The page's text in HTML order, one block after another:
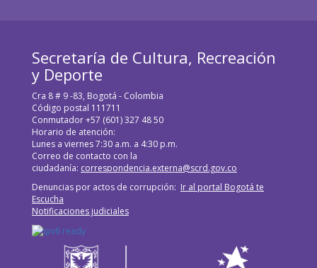
Secretaría de Cultura, Recreación
y Deporte
Cra 8 # 9 -83, Bogotá - Colombia
Código postal 111711
Conmutador +57 (601) 327 48 50
Horario de atención:
Lunes a viernes 7:30 a.m. a 4:30 p.m.
Correo de contacto con la
ciudadanía: correspondencia.externa@scrd.gov.co
Denuncias por actos de corrupción: Ir al portal Bogotá te
Escucha
Notificaciones judiciales